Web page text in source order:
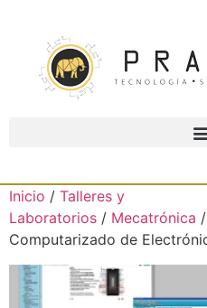
Inicio / Talleres y
Laboratorios / Mecatrónica
Computarizado de